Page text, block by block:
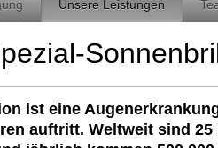
Unsere Leistungen
ist eine
auftritt. Weltweit sind